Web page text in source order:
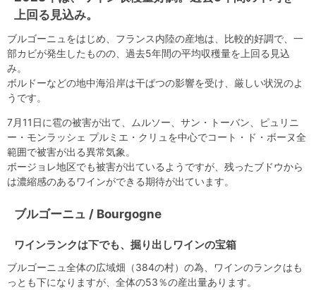
上回る見込み。
ブルゴーニュをはじめ、フランス内陸の産地は、比較的好調で、一
部カビが発生したものの、過去5年間の平均収穫量を上回る見込
み。
ボルドーなどの地中海沿岸は干ばつの影響を受け、厳しい状況のよ
うです。
7月11日に雹の被害が出て、ムルソー、サン・トーバン、ピュリニ
ー・モンラッシェ プルミエ・クリュを中心でコート・ド・ボーヌ全
範囲で被害が出る異常気象。
ボージョレ地区でも被害が出ているようですが、残ったブドウから
は濃縮感のあるワインができる期待が出ています。
ブルゴーニュ / Bourgogne
ワインランクは下でも、掘り出しワインの宝箱
ブルゴーニュ全体の広域畑（384の村）の為、ワインのランクはも
っとも下になりますが、全体の53％の産出量あります。